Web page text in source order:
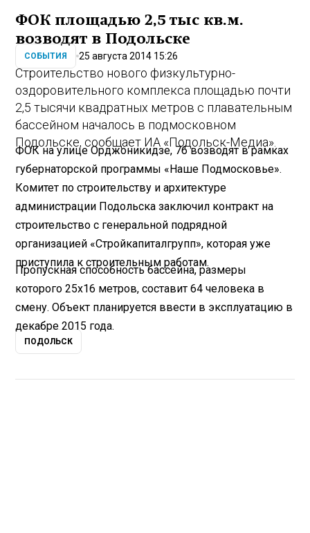
ФОК площадью 2,5 тыс кв.м.
возводят в Подольске
СОБЫТИЯ 25 августа 2014 15:26
Строительство нового физкультурно-
оздоровительного комплекса площадью почти
2,5 тысячи квадратных метров с плавательным
бассейном началось в подмосковном
Подольске, сообщает ИА «Подольск-Медиа».
ФОК на улице Орджоникидзе, 7б возводят в рамках
губернаторской программы «Наше Подмосковье».
Комитет по строительству и архитектуре
администрации Подольска заключил контракт на
строительство с генеральной подрядной
организацией «Стройкапиталгрупп», которая уже
приступила к строительным работам.
Пропускная способность бассейна, размеры
которого 25х16 метров, составит 64 человека в
смену. Объект планируется ввести в эксплуатацию в
декабре 2015 года.
ПОДОЛЬСК